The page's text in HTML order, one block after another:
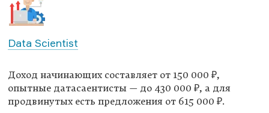
Data Scientist
Доход начинающих составляет от 150 000 ₽,
опытные датасаентисты — до 430 000 ₽, а для
продвинутых есть предложения от 615 000 ₽.